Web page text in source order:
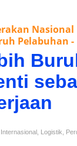
Pelabuhan
Internasional Logistik